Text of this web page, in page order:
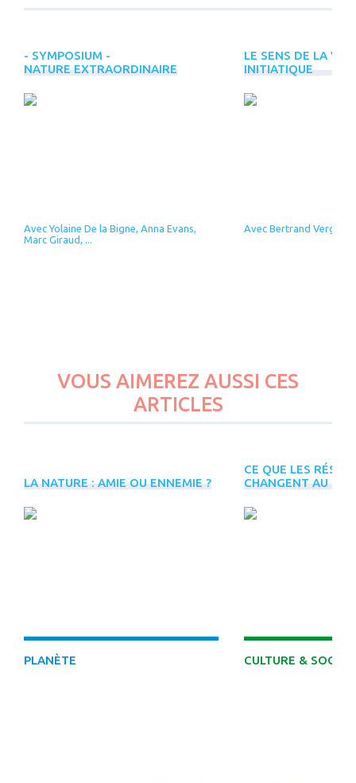
- SYMPOSIUM -
NATURE EXTRAORDINAIRE
Avec Yolaine De la Bigne, Anna Evans,
Marc Giraud, ...
LE SENS DE LA
INITIATIQUE
Avec Bertrand Vergely
D'ÉVÈNEMENTS
VOUS AIMEREZ AUSSI CES
ARTICLES
LA NATURE : AMIE OU ENNEMIE ?
PLANÈTE
CE QUE LES
CHANGENT AU
CULTURE &